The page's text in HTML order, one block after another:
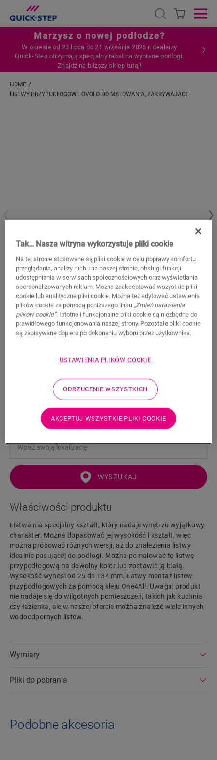
Open search
Marzysz o nowej podłodze?
W okresie od 23 lipca do 21 września 2026 r. dealerzy
Quick‑Step otrzymają specjalny rabat na wybrane podłogi.
Znajdź najbliższy sklep tutaj!
HOME
LISTWY PRZYPODŁOGOWE OVOLO DO MALOWANIA, ZAKRYWAJĄCE
Listwy przypodłogowe Ovolo do
malowania, zakrywające
PLN/m
Sugerowana cena brutto
WYSZUKAJ
Właściwości produktu
Listwa ma specjalny kształt, który nadaje wnętrzu wyjątkowy
charakter. Można dopasować jej wysokość i kształt, więc
można próbować różnych wersji, aż do znalezienia listwy
idealnie pasującej do podłogi. Można pomalować tę listwę
przypodłogową na dowolny kolor lub zostawić ją białą.
Wysokość wynosi od 25 do 134 mm. Łatwy montaż listew
przypodłogowych za pomocą kleju One4All. Uwaga: produkt
nie nadaje się do wilgotnych pomieszczeń, takich jak kuchnia
czy łazienka, ale w naszej ofercie można znaleźć wiele innych
wodoodpornych listew.
Wymiary
Pliki do pobrania
Podobne akcesoria
Tak… Nasza witryna wykorzystuje pliki cookie
Na tej stronie stosowane są pliki cookie w celu poprawy komfortu
przeglądania, analizy ruchu na naszej stronie, obsługi funkcji
udostępniania w serwisach społecznościowych oraz wyświetlania
spersonalizowanych reklam. Można zaakceptować wszystkie pliki
cookie lub analityczne pliki cookie. Można też edytować ustawienia
plików cookie za pomocą poniższego linku „Zmień ustawienia
plików cookie”. Istotne i funkcjonalne pliki cookie są niezbędne do
prawidłowego funkcjonowania naszej strony. Pozostałe pliki cookie
są zapisywane dopiero po dokonaniu wyboru przez użytkownika.
USTAWIENIA PLIKÓW COOKIE
ODRZUCENIE WSZYSTKICH
AKCEPTUJ WSZYSTKIE PLIKI COOKIE